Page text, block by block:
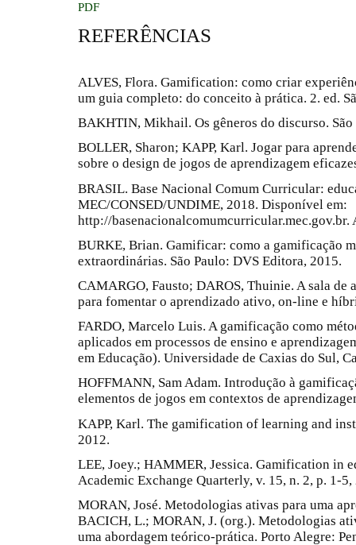
PDF
REFERÊNCIAS
ALVES, Flora. Gamification: como criar
um guia completo: do conceito à prática. 2. ed.
BAKHTIN, Mikhail. Os gêneros do discurso.
BOLLER, Sharon; KAPP, Karl. Jogar para
sobre o design de jogos de aprendizagem
BRASIL. Base Nacional Comum Curricular:
MEC/CONSED/UNDIME, 2018. Disponível em:
http://basenacionalcomumcurricular.mec.gov.br.
BURKE, Brian. Gamificar: como a gamificação
extraordinárias. São Paulo: DVS Editora, 2015.
CAMARGO, Fausto; DAROS, Thuinie. A sala de
para fomentar o aprendizado ativo, on-line e
FARDO, Marcelo Luis. A gamificação como
aplicados em processos de ensino e
em Educação). Universidade de Caxias do Sul,
HOFFMANN, Sam Adam. Introdução à
elementos de jogos em contextos de
KAPP, Karl. The gamification of learning and
2012.
LEE, Joey.; HAMMER, Jessica. Gamification in
Academic Exchange Quarterly, v. 15, n. 2, p. 1-5,
MORAN, José. Metodologias ativas para uma
BACICH, L.; MORAN, J. (org.). Metodologias
uma abordagem teórico-prática. Porto Alegre: